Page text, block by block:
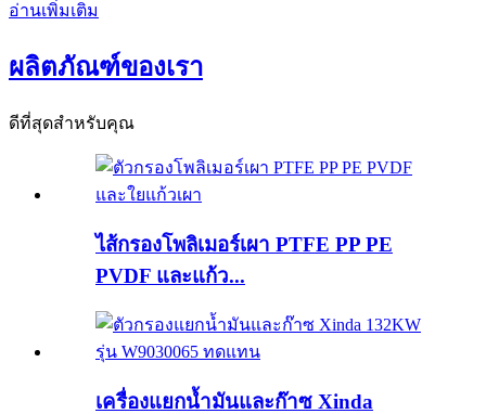
อ่านเพิ่มเติม
ผลิตภัณฑ์ของเรา
ดีที่สุดสำหรับคุณ
ไส้กรองโพลิเมอร์เผา PTFE PP PE
PVDF และแก้ว...
เครื่องแยกน้ำมันและก๊าซ Xinda